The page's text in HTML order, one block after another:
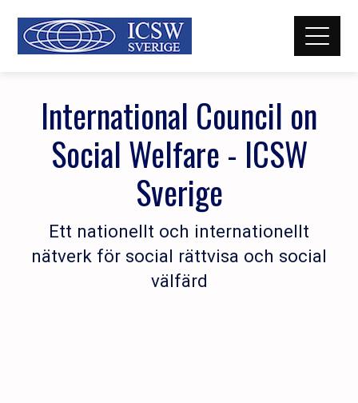
International Council on
Social Welfare - ICSW
Sverige
Ett nationellt och internationellt
nätverk för social rättvisa och social
välfärd